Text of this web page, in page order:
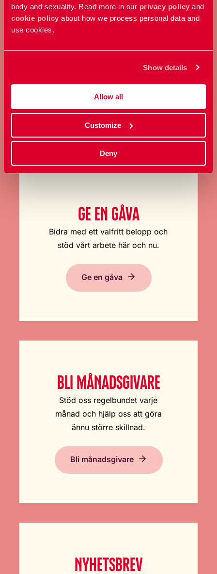
body and sexuality. Read more in our privacy policy and
cookie policy about how we process personal data and
use cookies.
Show details
Allow all
Customize
Deny
Ta ställning för allas rätt att
bestämma över sin kropp och
Bli medlem
GE EN GÅVA
Bidra med ett valfritt belopp och
stöd vårt arbete här och nu.
Ge en gåva
BLI MÅNADSGIVARE
Stöd oss regelbundet varje
månad och hjälp oss att göra
ännu större skillnad.
Bli månadsgivare
NYHETSBREV